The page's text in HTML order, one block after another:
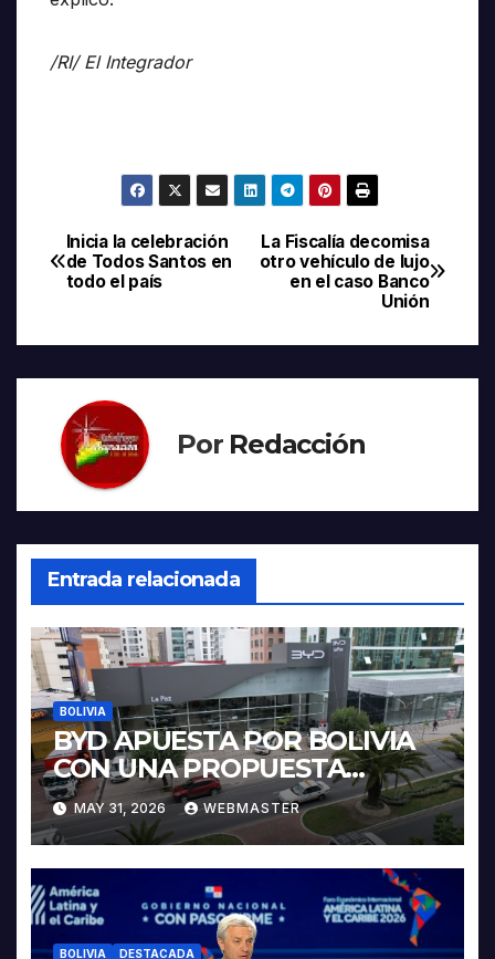
/RI/ El Integrador
Navegación
de
entradas
La Fiscalía decomisa
otro vehículo de lujo
en el caso Banco
Unión
Inicia la celebración
de Todos Santos en
todo el país
Por Redacción
Entrada relacionada
BOLIVIA
BYD APUESTA POR BOLIVIA
CON UNA PROPUESTA
INTEGRAL PARA IMPULSAR
LA ELECTROMOVILIDAD Y LA
INDUSTRIALIZACIÓN DEL
LITIO
MAY 31, 2026 WEBMASTER
BOLIVIA DESTACADA